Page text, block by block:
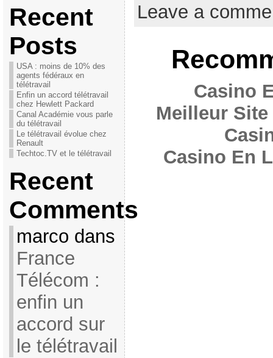
Recent
Posts
USA : moins de 10% des
agents fédéraux en
télétravail
Enfin un accord télétravail
chez Hewlett Packard
Canal Académie vous parle
du télétravail
Le télétravail évolue chez
Renault
Techtoc.TV et le télétravail
Recent
Comments
marco dans
France
Télécom :
enfin un
accord sur
le télétravail
Leave a
Casino
Meilleur
Casino En